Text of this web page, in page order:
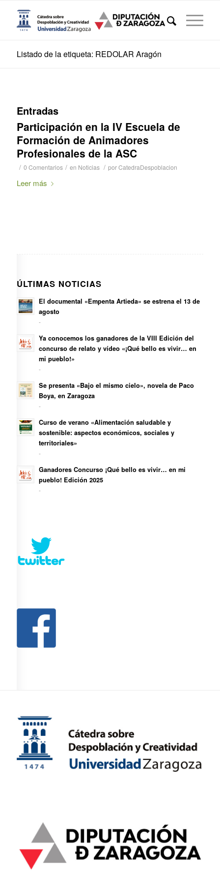
Listado de la etiqueta: REDOLAR Aragón
Entradas
Participación en la IV Escuela de
Formación de Animadores
Profesionales de la ASC
/ 0 Comentarios / en Noticias / porCatedraDespoblacion
Leer más
ÚLTIMAS NOTICIAS
El documental «Empenta Artieda» se estrena el 13 de
agosto
-
Ya conocemos los ganadores de la VIII Edición del
concurso de relato y vídeo «¡Qué bello es vivir… en
mi pueblo!»
-
Se presenta «Bajo el mismo cielo», novela de Paco
Boya, en Zaragoza
-
Curso de verano «Alimentación saludable y
sostenible: aspectos económicos, sociales y
territoriales»
-
Ganadores Concurso ¡Qué bello es vivir… en mi
pueblo! Edición 2025
-